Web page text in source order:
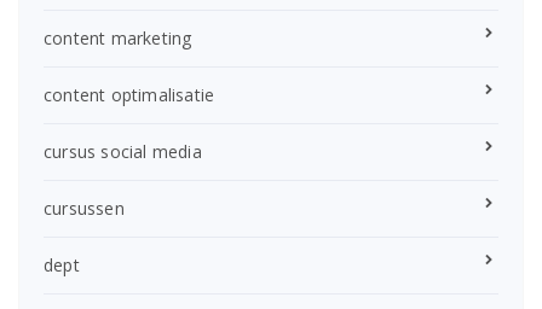
content marketing
content optimalisatie
cursus social media
cursussen
dept